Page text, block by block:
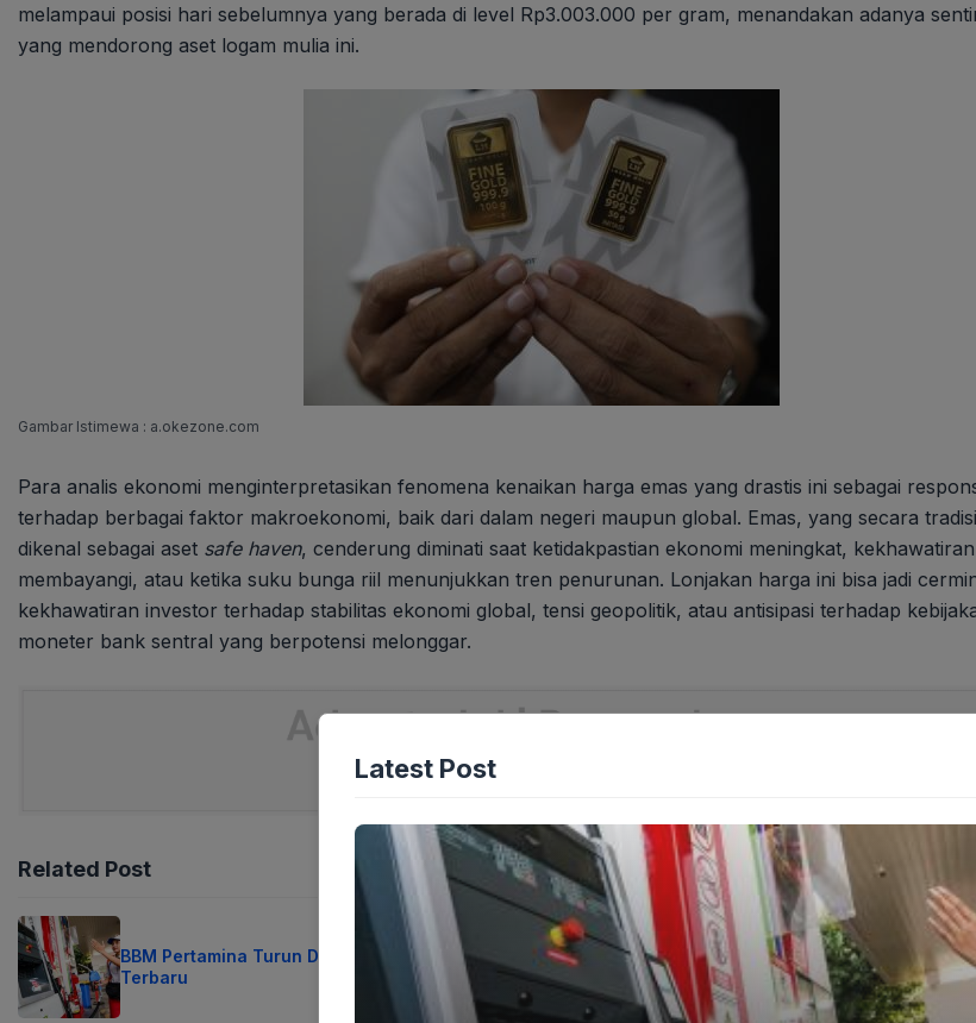
melampaui posisi hari sebelumnya yang berada di level Rp3.003.000 per gram, menandakan adanya
yang mendorong aset logam mulia ini.
Gambar Istimewa : a.okezone.com
Para analis ekonomi menginterpretasikan fenomena kenaikan harga emas yang drastis ini sebagai
terhadap berbagai faktor makroekonomi, baik dari dalam negeri maupun global. Emas, yang secara
dikenal sebagai aset safe haven, cenderung diminati saat ketidakpastian ekonomi meningkat,
membayangi, atau ketika suku bunga riil menunjukkan tren penurunan. Lonjakan harga ini bisa jadi
kekhawatiran investor terhadap stabilitas ekonomi global, tensi geopolitik, atau antisipasi terhadap
moneter bank sentral yang berpotensi melonggar.
Related Post
BBM Pertamina Turun Drastis Cek Harga
Terbaru
Terungkap Upaya Heroik Atasi Krisis
Nasional
Latest Post